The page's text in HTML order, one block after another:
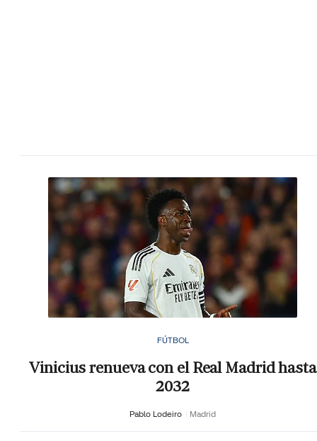
FÚTBOL
Vinicius renueva con el Real Madrid hasta
2032
Pablo Lodeiro Madrid